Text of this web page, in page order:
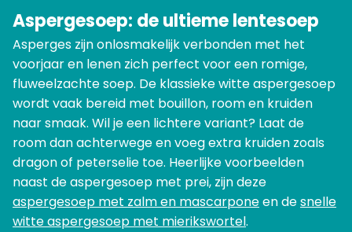
Aspergesoep: de ultieme lentesoep
Asperges zijn onlosmakelijk verbonden met het
voorjaar en lenen zich perfect voor een romige,
fluweelzachte soep. De klassieke witte aspergesoep
wordt vaak bereid met bouillon, room en kruiden
naar smaak. Wil je een lichtere variant? Laat de
room dan achterwege en voeg extra kruiden zoals
dragon of peterselie toe. Heerlijke voorbeelden
naast de aspergesoep met prei, zijn deze
aspergesoep met zalm en mascarponeen desnelle
witte aspergesoep met mierikswortel.